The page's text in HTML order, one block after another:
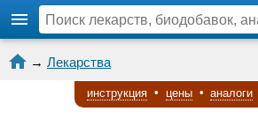
→ Лекарства
инструкция • цены • аналоги